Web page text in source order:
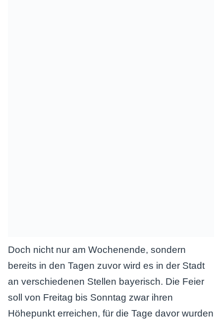
Doch nicht nur am Wochenende, sondern
bereits in den Tagen zuvor wird es in der Stadt
an verschiedenen Stellen bayerisch. Die Feier
soll von Freitag bis Sonntag zwar ihren
Höhepunkt erreichen, für die Tage davor wurden